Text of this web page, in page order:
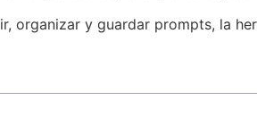
organizar y guardar prompts, la